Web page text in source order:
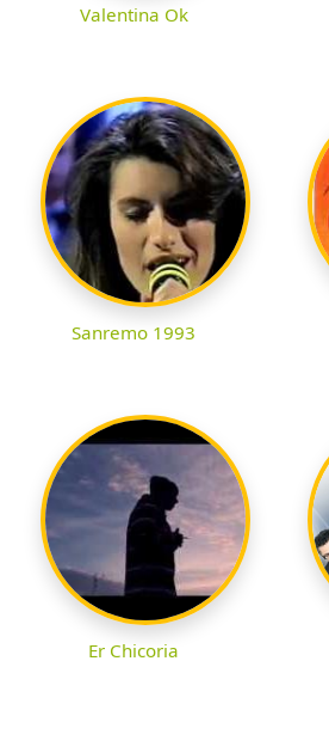
Valentina Ok
Sanremo 1993
Er Chicoria